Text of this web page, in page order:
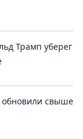
Трамп уберег
обновили свыше